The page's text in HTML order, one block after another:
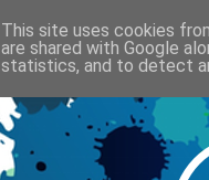
This site uses cookies
are shared with Google
statistics, and to detect